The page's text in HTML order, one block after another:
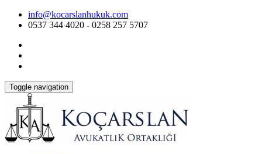
Skip
info@kocarslanhukuk.com
0537 344 4020 - 0258 257 5707
Toggle navigation